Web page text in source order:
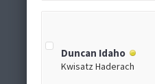
Duncan Idaho
Kwisatz Haderach